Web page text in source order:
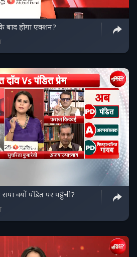
बाद होगा एक्शन?
क्यों पंडित पर पहुंची?